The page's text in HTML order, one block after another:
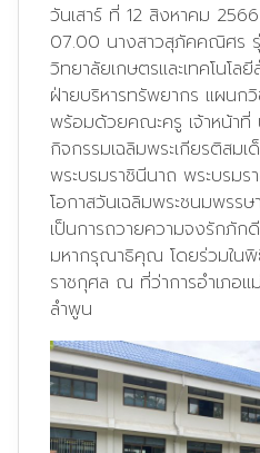
วันเสาร์ ที่ 12 สิงหาคม
07.00 นางสาวสุภัคคณิศร
วิทยาลัยเกษตรและเทคโนโ
ฝ่ายบริหารทรัพยากร แผนก
พร้อมด้วยคณะครู เจ้าหน้าที่
กิจกรรมเฉลิมพระเกียรติสมเ
พระบรมราชินีนาถ พระบรม
โอกาสวันเฉลิมพระชนมพรร
เป็นการถวายความจงรักภักดี
มหากรุณาธิคุณ โดยร่วมใน
ราชกุศล ณ ที่ว่าการอำเภอแ
ลำพูน